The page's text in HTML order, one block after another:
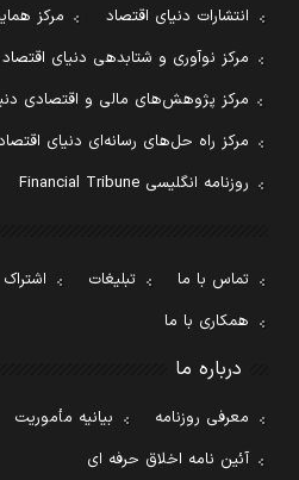
انتشارات دنیای اقتصاد
مرکز
مرکز نوآوری و شتابدهی دنیای اقتصاد
مرکز پژوهش‌های مالی و اقتصادی
مرکز راه حل‌های رسانه‌ای دنیای
روزنامه انگلیسی Financial Tribune
تماس با ما تبلیغات اشتراک
همکاری با ما
درباره ما
معرفی روزنامه
بیانیه مأموریت
آئین نامه اخلاق حرفه ای